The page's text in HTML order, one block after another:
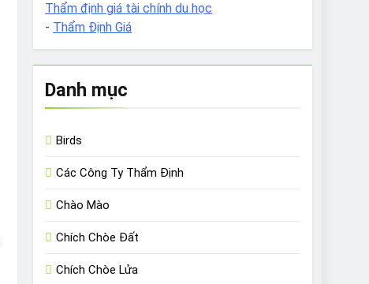
Thẩm định giá tài chính du học
- Thẩm Định Giá
Danh mục
Birds
Các Công Ty Thẩm Định
Chào Mào
Chích Chòe Đất
Chích Chòe Lửa